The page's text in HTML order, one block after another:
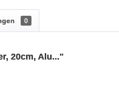
0
20cm, Alu..."